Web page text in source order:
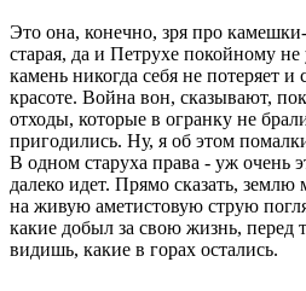
Это она, конечно, зря про
старая, да и Петрухе покойному не
камень никогда себя не потеряет и
красоте. Война вон, сказывают,
отходы, которые в огранку не
пригодились. Ну, я об этом
В одном старуха права - уж очень
далеко идет. Прямо сказать,
на живую аметистовую струю
какие добыл за свою жизнь, перед
видишь, какие в горах остались.